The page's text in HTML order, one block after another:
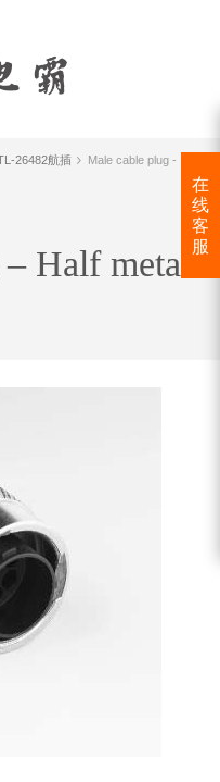
26482航插
Male cable plug -
Half metal
在
线
客
服